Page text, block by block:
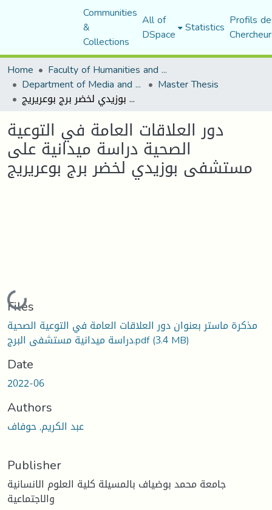
Communities
&
Collections
All of
DSpace Statistics Profils
Home
Faculty of Humanities and Social Sciences
Department of Media and Communication Studies Master Thesis
دور العلاقات العامة في التوعية الصحية دراسة ميدانية على مستشفى بوزيدي لخضر برج بوعريريج
دور العلاقات العامة في التوعية
الصحية دراسة ميدانية على
مستشفى بوزيدي لخضر برج بوعريريج
Loading...
Files
مذكرة ماستر بعنوان دور العلاقات العامة في التوعية الصحية
دراسة ميدانية مستشفى البرج.pdf(3.4 MB)
Date
2022-06
Authors
عبد الكريم, حوفاف
Publisher
جامعة محمد بوضياف بالمسيلة كلية العلوم الانسانية
والاجتماعية